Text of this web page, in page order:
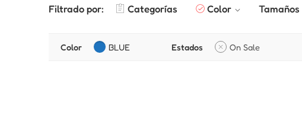
Filtrado por: Categorías Color Tamaños
Color BLUE Estados On Sale